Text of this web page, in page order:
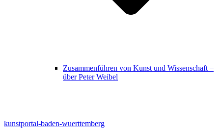
Zusammenführen von Kunst und Wissenschaft –
über Peter Weibel
kunstportal-baden-wuerttemberg